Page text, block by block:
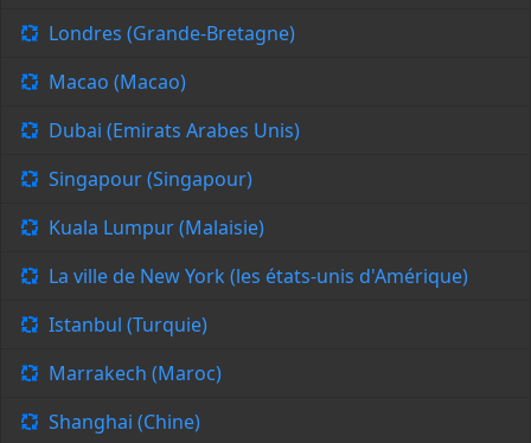
Londres (Grande-Bretagne)
Macao (Macao)
Dubai (Emirats Arabes Unis)
Singapour (Singapour)
Kuala Lumpur (Malaisie)
La ville de New York (les états-unis d'Amérique)
Istanbul (Turquie)
Marrakech (Maroc)
Shanghai (Chine)